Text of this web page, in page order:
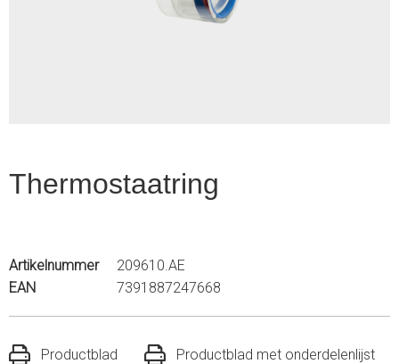
Thermostaatring
Artikelnummer
209610.AE
EAN
7391887247668
Productblad Productblad met onderdelenlijst